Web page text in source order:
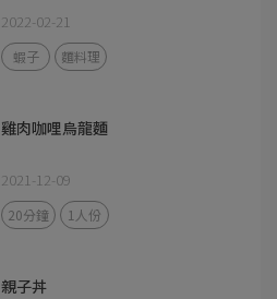
2022-02-21
蝦子 麵料理
雞肉咖哩烏龍麵
2021-12-09
20分鐘 1人份
親子丼